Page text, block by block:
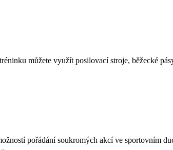
můžete využít posilovací stroje, běžecké
pořádání soukromých akcí ve sportovním